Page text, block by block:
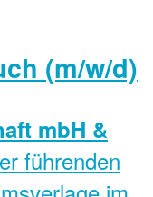
(m/w/d)
mbH &
führenden